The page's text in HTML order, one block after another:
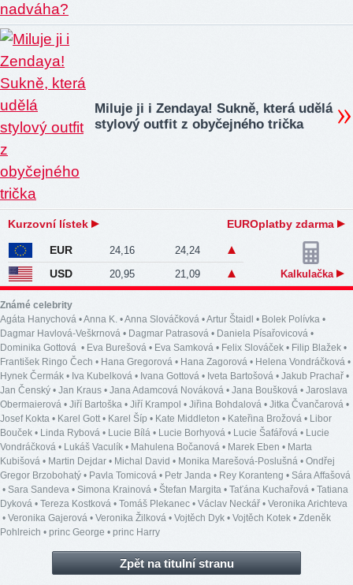
Miluje ji i Zendaya! Sukně, která udělá
stylový outfit z obyčejného trička
Kurzovní lístek EUROplatby zdarma
EUR 24,16 24,24
USD 20,95 21,09 Kalkulačka
Známé celebrity
Agáta Hanychová •Anna K. •Anna Slováčková •Artur Štaidl • Bolek Polívka •
Dagmar Havlová-Veškrnová • Dagmar Patrasová • Daniela Písařovicová •
Dominika Gottová • Eva Burešová • Eva Samková • Felix Slováček • Filip Blažek •
František Ringo Čech • Hana Gregorová • Hana Zagorová • Helena Vondráčková •
Hynek Čermák • Iva Kubelková • Ivana Gottová • Iveta Bartošová • Jakub Prachař •
Jan Čenský • Jan Kraus • Jana Adamcová Nováková • Jana Boušková • Jaroslava
Obermaierová • Jiří Bartoška • Jiří Krampol • Jiřina Bohdalová • Jitka Čvančarová •
Josef Kokta • Karel Gott • Karel Šíp • Kate Middleton • Kateřina Brožová • Libor
Bouček • Linda Rybová • Lucie Bílá • Lucie Borhyová • Lucie Šafářová • Lucie
Vondráčková • Lukáš Vaculík • Mahulena Bočanová • Marek Eben • Marta
Kubišová • Martin Dejdar • Michal David • Monika Marešová-Poslušná • Ondřej
Gregor Brzobohatý • Pavla Tomicová • Petr Janda • Rey Koranteng • Sára Affašová
• Sara Sandeva • Simona Krainová • Štefan Margita • Taťána Kuchařová • Tatiana
Dyková • Tereza Kostková • Tomáš Plekanec • Václav Neckář • Veronika Arichteva
• Veronika Gajerová • Veronika Žilková • Vojtěch Dyk • Vojtěch Kotek • Zdeněk
Pohlreich • princ George • princ Harry
Zpět na titulní stranu